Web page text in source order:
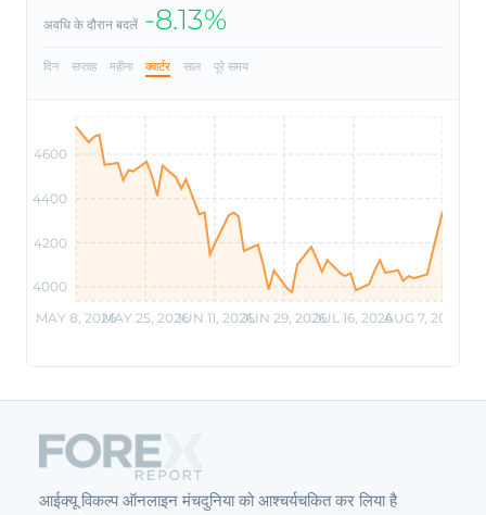
अवधि के दौरान बदलें -8.13%
दिन सप्ताह महीना क्वार्टर साल पूरे समय
4000
4200
4400
4600
MAY 8, 2026MAY 25, 2026JUN 11, 2026JUN 29, 2026JUL 16, 2026AUG 7, 2026
आईक्यू विकल्प ऑनलाइन मंचदुनिया को आश्चर्यचकित कर लिया है